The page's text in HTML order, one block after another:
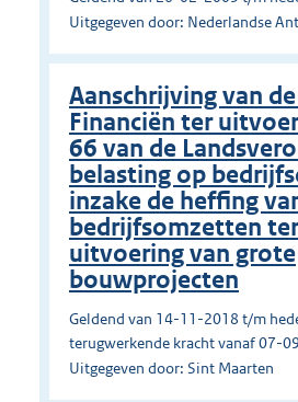
Uitgegeven door: Nederlandse
Aanschrijving van
Financiën ter
66 van de
belasting op
inzake de heffing
bedrijfsomzetten
uitvoering van grote
bouwprojecten
Geldend van 14-11-2018 t/m
terugwerkende kracht vanaf 07-
Uitgegeven door: Sint Maarten